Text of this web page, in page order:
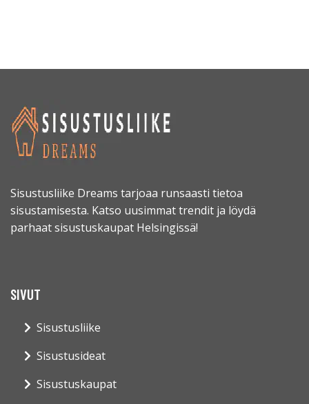
Sisustusliike Dreams tarjoaa runsaasti tietoa
sisustamisesta. Katso uusimmat trendit ja löydä
parhaat sisustuskaupat Helsingissä!
SIVUT
Sisustusliike
Sisustusideat
Sisustuskaupat